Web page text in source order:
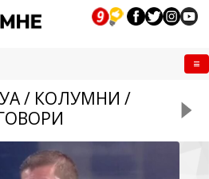
/ КОЛУМНИ /